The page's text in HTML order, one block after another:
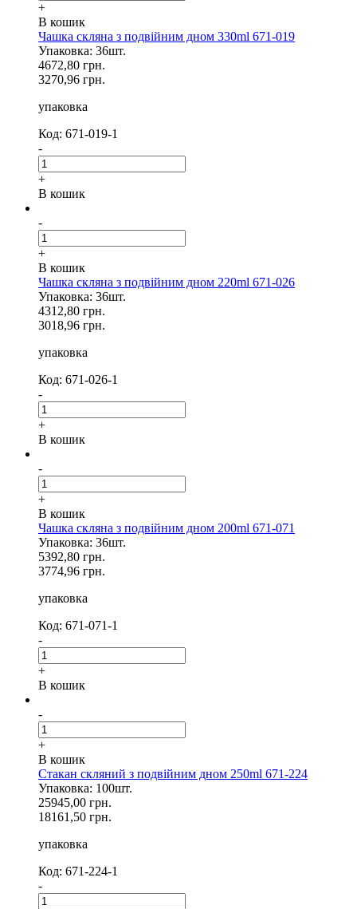
+
В кошик
Чашка скляна з подвійним дном 330ml 671-019
Упаковка: 36шт.
4672,80 грн.
3270,96 грн.
упаковка
Код: 671-019-1
-
+
В кошик
-
+
В кошик
Чашка скляна з подвійним дном 220ml 671-026
Упаковка: 36шт.
4312,80 грн.
3018,96 грн.
упаковка
Код: 671-026-1
-
+
В кошик
-
+
В кошик
Чашка скляна з подвійним дном 200ml 671-071
Упаковка: 36шт.
5392,80 грн.
3774,96 грн.
упаковка
Код: 671-071-1
-
+
В кошик
-
+
В кошик
Стакан скляний з подвійним дном 250ml 671-224
Упаковка: 100шт.
25945,00 грн.
18161,50 грн.
упаковка
Код: 671-224-1
-